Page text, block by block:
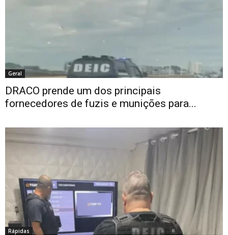
Geral
DRACO prende um dos principais
fornecedores de fuzis e munições para...
Rápidas